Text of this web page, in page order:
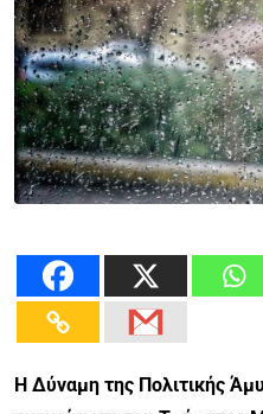
Η Δύναμη της Πολιτικής